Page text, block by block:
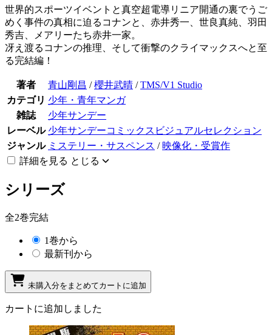
世界的スポーツイベントと真空超電導リニア開通の裏でうご
めく事件の真相に迫るコナンと、赤井秀一、世良真純、羽田
秀吉、メアリーたち赤井一家。
冴え渡るコナンの推理、そして衝撃のクライマックスへと至
る完結編！
著者 青山剛昌 /櫻井武晴 /TMS/V1 Studio
カテゴリ 少年・青年マンガ
雑誌
少年サンデー
レーベル 少年サンデーコミックスビジュアルセレクション
ジャンル ミステリー・サスペンス / 映像化・受賞作
詳細を見る とじる
シリーズ
全2巻完結
1巻から
最新刊から
未購入分をまとめてカートに追加
カートに追加しました